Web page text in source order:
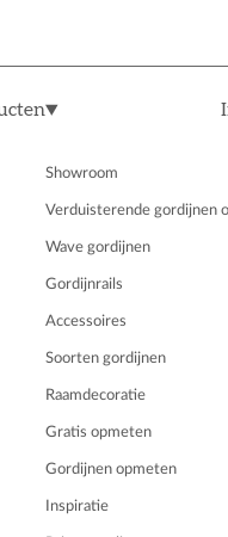
Showroom
Verduisterende gordijnen
Wave gordijnen
Gordijnrails
Accessoires
Soorten gordijnen
Raamdecoratie
Gratis opmeten
Gordijnen opmeten
Inspiratie